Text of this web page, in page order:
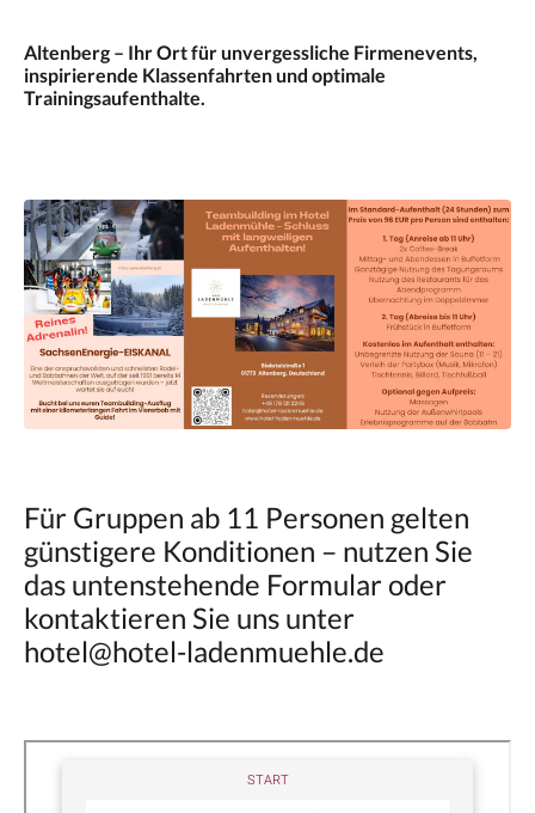
Altenberg – Ihr Ort für unvergessliche Firmenevents,
inspirierende Klassenfahrten und optimale
Trainingsaufenthalte.
Für Gruppen ab 11 Personen gelten
günstigere Konditionen – nutzen Sie
das untenstehende Formular oder
kontaktieren Sie uns unter
hotel@hotel-ladenmuehle.de